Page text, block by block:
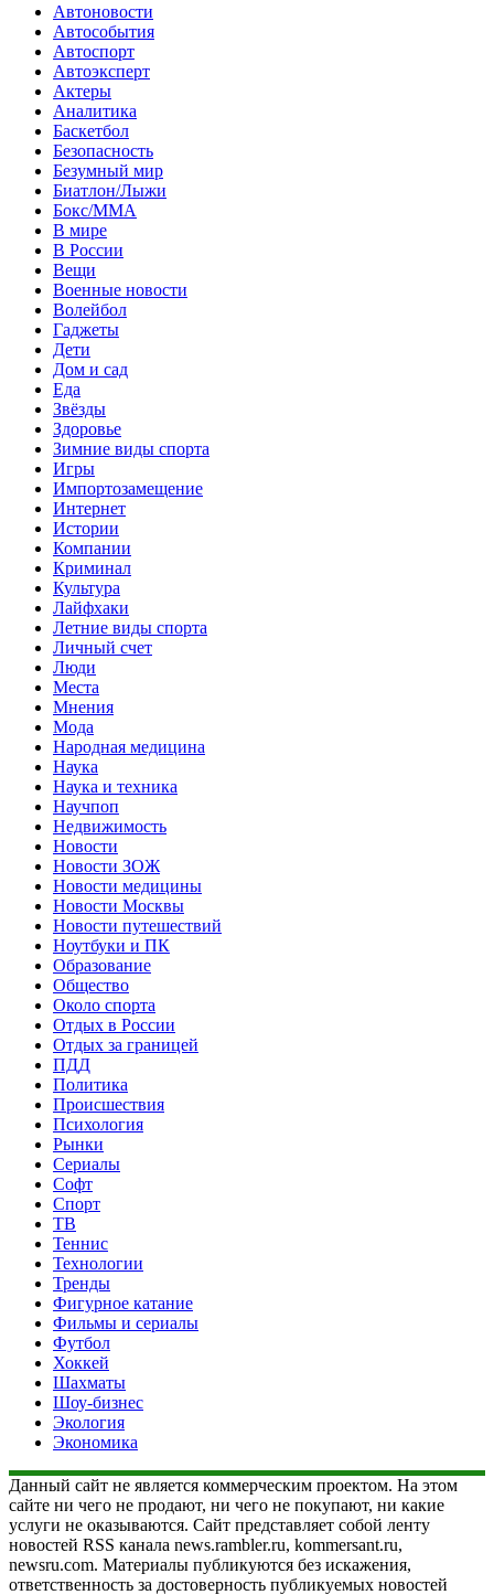
Автоновости
Автособытия
Автоспорт
Автоэксперт
Актеры
Аналитика
Баскетбол
Безопасность
Безумный мир
Биатлон/Лыжи
Бокс/MMA
В мире
В России
Вещи
Военные новости
Волейбол
Гаджеты
Дети
Дом и сад
Еда
Звёзды
Здоровье
Зимние виды спорта
Игры
Импортозамещение
Интернет
Истории
Компании
Криминал
Культура
Лайфхаки
Летние виды спорта
Личный счет
Люди
Места
Мнения
Мода
Народная медицина
Наука
Наука и техника
Научпоп
Недвижимость
Новости
Новости ЗОЖ
Новости медицины
Новости Москвы
Новости путешествий
Ноутбуки и ПК
Образование
Общество
Около спорта
Отдых в России
Отдых за границей
ПДД
Политика
Происшествия
Психология
Рынки
Сериалы
Софт
Спорт
ТВ
Теннис
Технологии
Тренды
Фигурное катание
Фильмы и сериалы
Футбол
Хоккей
Шахматы
Шоу-бизнес
Экология
Экономика
Данный сайт не является коммерческим проектом. На этом
сайте ни чего не продают, ни чего не покупают, ни какие
услуги не оказываются. Сайт представляет собой ленту
новостей RSS канала news.rambler.ru, kommersant.ru,
newsru.com. Материалы публикуются без искажения,
ответственность за достоверность публикуемых новостей